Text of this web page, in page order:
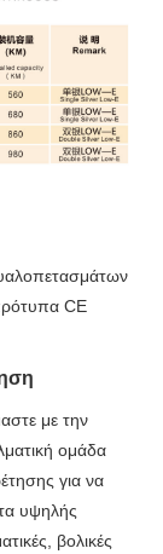
CE
με την
ομάδα
για να
υψηλής
βολικές